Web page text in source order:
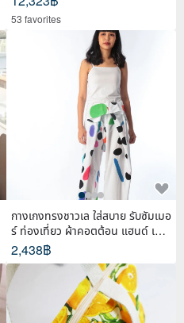
53 favorites
กางเกงทรงชาวเล ใส่สบาย รับซัมเมอ
ร์ ท่องเที่ยว ผ้าคอตต้อน แฮนด์ เพ้น
ท์
2,438฿